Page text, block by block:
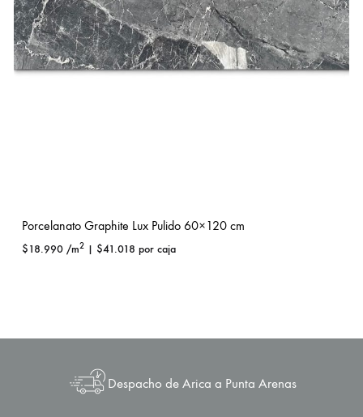
Porcelanato Graphite Lux Pulido 60×120 cm
$18.990 /m2 | $41.018 por caja
Despacho de Arica a Punta Arenas